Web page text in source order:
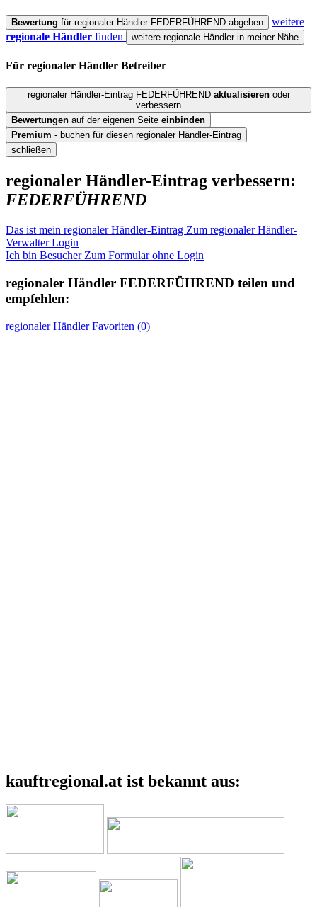
Bewertung für regionaler Händler FEDERFÜHREND abgeben
weitere
regionale Händler finden weitere regionale Händler in meiner Nähe
Für regionaler Händler Betreiber
regionaler Händler-Eintrag FEDERFÜHREND aktualisierenoder
verbessern
Bewertungen auf der eigenen Seite einbinden
Premium - buchen für diesen regionaler Händler-Eintrag
schließen
regionaler Händler-Eintrag verbessern:
FEDERFÜHREND
Das ist mein regionaler Händler-Eintrag Zum regionaler Händler-
Verwalter Login
Ich bin Besucher Zum Formular ohne Login
regionaler Händler FEDERFÜHREND teilen und
empfehlen:
regionaler HändlerFavoriten (0)
kauftregional.at ist bekannt aus: